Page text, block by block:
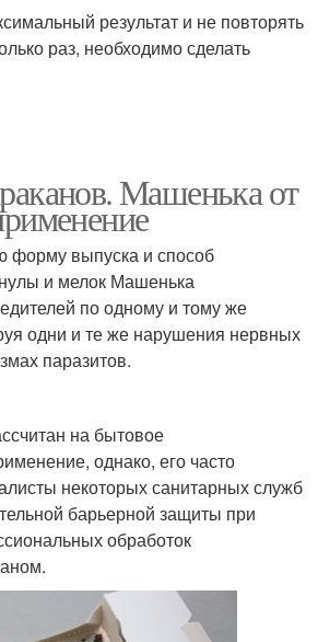
результат и не повторять
раз, необходимо сделать
Машенька от
форму выпуска и способ
и мелок Машенька
по одному и тому же
одни и те же нарушения нервных
паразитов.
на бытовое
однако, его часто
некоторых санитарных служб
барьерной защиты при
обработок